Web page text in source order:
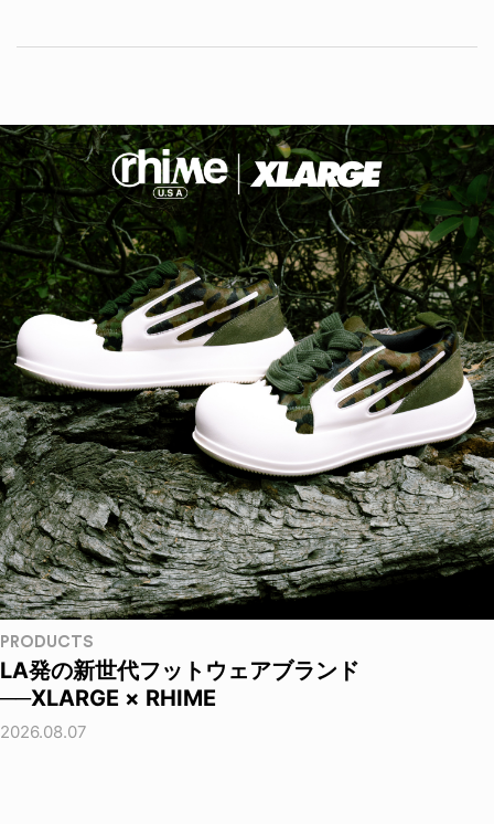
PRODUCTS
LA発の新世代フットウェアブランド
──XLARGE × RHIME
2026.08.07